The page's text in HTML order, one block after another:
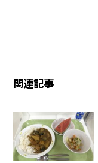
関連記事